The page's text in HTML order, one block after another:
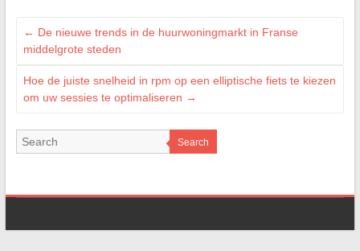
← De nieuwe trends in de huurwoningmarkt in Franse
middelgrote steden
Hoe de juiste snelheid in rpm op een elliptische fiets te kiezen
om uw sessies te optimaliseren →
Search